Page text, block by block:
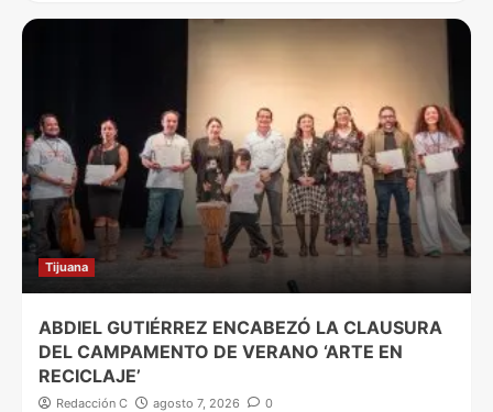
Tijuana
ABDIEL GUTIÉRREZ ENCABEZÓ LA CLAUSURA
DEL CAMPAMENTO DE VERANO ‘ARTE EN
RECICLAJE’
Redacción C agosto 7, 2026 0